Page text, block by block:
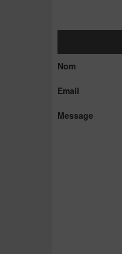
Nom
Email
Message